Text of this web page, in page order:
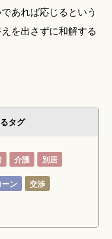
あれば応じるという
を出さずに和解する
タグ
介護 別居
ン 交渉